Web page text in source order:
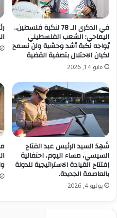
منفتحة تستجيب لتطلعات
مغرب الكفاءات والعدالة
وأكد المتدخلون أن الاستثمار
بل أصبح رهانًا استراتيجيًا لضمان
مكانة المغرب إقليميًا ودوليًا،
فضاءات للحوار والتأطير
التعبير عن آرائهم والانخراط
واختتمت الندوة بالتأكيد على
هذه اللقاءات الفكرية التي
قضايا الشباب والتنمية،
الفاعلة، بما يعزز بناء مجتمع
الرشيدة لصاحب الجلالة الملك
في الذكرى الـ 78 لنكبة فلسطين..
اليماحي: الشعب الفلسطيني
يُواجه نكبة أشد وحشية ولن نسمح
لكيان الاحتلال بتصفية القضية
مايو 14, 2026
شَهِدَ السيد الرئيس عبد الفتاح
السيسي، مساء اليوم، احتفالية
اِفتتاح القيادة الاستراتيجية للدولة
بالعاصمة الجديدة.
يوليو 4, 2026